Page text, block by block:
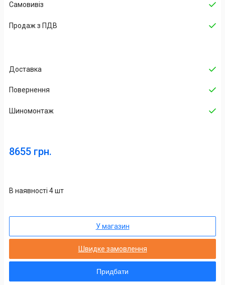
Самовивіз
Продаж з ПДВ
Доставка
Повернення
Шиномонтаж
8655 грн.
В наявності 4 шт
У магазин
Швидке замовлення
Придбати